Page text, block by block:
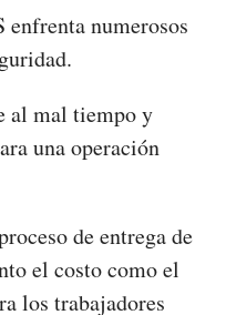
enfrenta numerosos
al mal tiempo y
una operación
de entrega de
el costo como el
los trabajadores